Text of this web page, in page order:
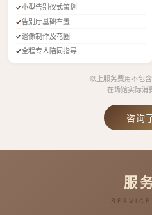
小型告别仪式策划
告别厅基础布置
遗像制作及花圈
全程专人陪同指导
以上服务费用不包
在场馆实际消
咨询
服